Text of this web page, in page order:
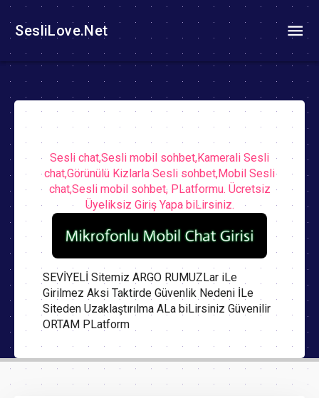
SesliLove.Net
Sesli chat,Sesli mobil sohbet,Kamerali Sesli
chat,Görünülü Kizlarla Sesli sohbet,Mobil Sesli
chat,Sesli mobil sohbet, PLatformu. Ücretsiz
Üyeliksiz Giriş Yapa biLirsiniz.
SEVİYELİ Sitemiz ARGO RUMUZLar iLe
Girilmez Aksi Taktirde Güvenlik Nedeni İLe
Siteden Uzaklaştırılma ALa biLirsiniz Güvenilir
ORTAM PLatform